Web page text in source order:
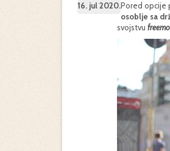
16. jul 2020.Pored opcije
osoblje sa
svojstvu